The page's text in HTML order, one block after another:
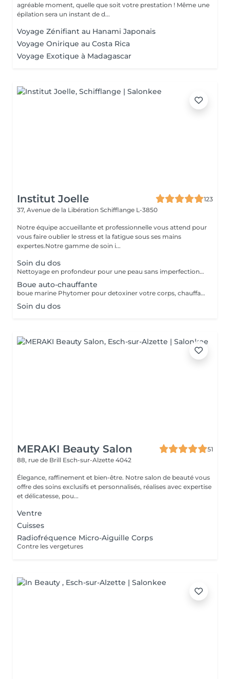
agréable moment, quelle que soit votre prestation ! Même une
épilation sera un instant de d...
Voyage Zénifiant au Hanami Japonais
Voyage Onirique au Costa Rica
Voyage Exotique à Madagascar
Institut Joelle
123
37, Avenue de la Libération Schifflange L-3850
Notre équipe accueillante et professionnelle vous attend pour
vous faire oublier le stress et la fatigue sous ses mains
expertes.Notre gamme de soin i...
Soin du dos
Nettoyage en profondeur pour une peau sans imperfections et plus lisse
Boue auto-chauffante
boue marine Phytomer pour detoxiner votre corps, chauffante pour délasser vos muscles
Soin du dos
MERAKI Beauty Salon
51
88, rue de Brill Esch-sur-Alzette 4042
Élegance, raffinement et bien-être. Notre salon de beauté vous
offre des soins exclusifs et personnalisés, réalises avec expertise
et délicatesse, pou...
Ventre
Cuisses
Radiofréquence Micro-Aiguille Corps
Contre les vergetures